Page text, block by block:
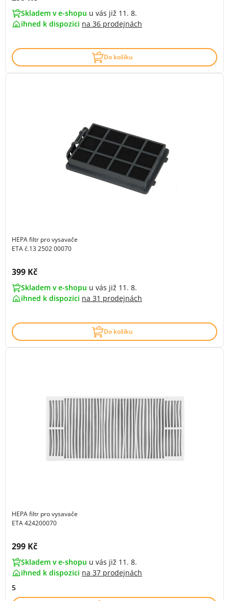
Skladem v e-shopu u vás již 11. 8.
ihned k dispozici na 36 prodejnách
Do košíku
HEPA filtr pro vysavače
ETA č.13 2502 00070
Cena s DPH:
399 Kč
Skladem v e-shopu u vás již 11. 8.
ihned k dispozici na 31 prodejnách
Do košíku
HEPA filtr pro vysavače
ETA 424200070
Cena s DPH:
299 Kč
Skladem v e-shopu u vás již 11. 8.
ihned k dispozici na 37 prodejnách
5